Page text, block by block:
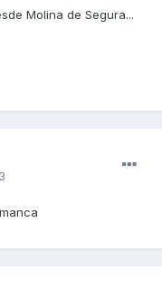
Molina de Segura...